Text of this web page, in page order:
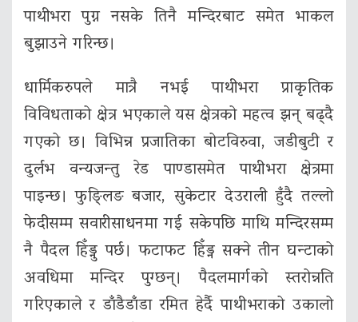
पाथीभरा पुग्न नसके तिनै मन्दिरबाट समेत भाकल
बुझाउने गरिन्छ।
धार्मिकरुपले मात्रै नभई पाथीभरा प्राकृतिक
विविधताको क्षेत्र भएकाले यस क्षेत्रको महत्व झन् बढ्दै
गएको छ। विभिन्न प्रजातिका बोटविरुवा, जडीबुटी र
दुर्लभ वन्यजन्तु रेड पाण्डासमेत पाथीभरा क्षेत्रमा
पाइन्छ। फुङ्लिङ बजार, सुकेटार देउराली हुँदै तल्लो
फेदीसम्म सवारीसाधनमा गई सकेपछि माथि मन्दिरसम्म
नै पैदल हिँड्नु पर्छ। फटाफट हिँड्न सक्ने तीन घन्टाको
अवधिमा मन्दिर पुग्छन्। पैदलमार्गको स्तरोन्नति
गरिएकाले र डाँडैडाँडा रमित हेर्दै पाथीभराको उकालो